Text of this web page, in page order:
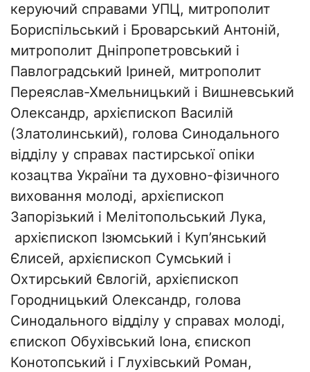
керуючий справами УПЦ, митрополит
Бориспільський і Броварський Антоній,
митрополит Дніпропетровський і
Павлоградський Іриней, митрополит
Переяслав-Хмельницький і Вишневський
Олександр, архієпископ Василій
(Златолинський), голова Синодального
відділу у справах пастирської опіки
козацтва України та духовно-фізичного
виховання молоді, архієпископ
Запорізький і Мелітопольський Лука,
архієпископ Ізюмський і Куп’янський
Єлисей, архієпископ Сумський і
Охтирський Євлогій, архієпископ
Городницький Олександр, голова
Синодального відділу у справах молоді,
єпископ Обухівський Іона, єпископ
Конотопський і Глухівський Роман,